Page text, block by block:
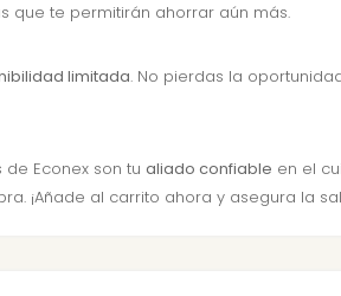
que te permitirán ahorrar aún más.
limitada. No pierdas la
Econex son tu aliado confiable en el
¡Añade al carrito ahora y asegura la